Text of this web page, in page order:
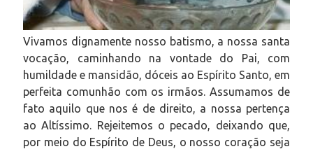
Vivamos dignamente nosso batismo, a nossa santa
vocação, caminhando na vontade do Pai, com
humildade e mansidão, dóceis ao Espírito Santo, em
perfeita comunhão com os irmãos. Assumamos de
fato aquilo que nos é de direito, a nossa pertença
ao Altíssimo. Rejeitemos o pecado, deixando que,
por meio do Espírito de Deus, o nosso coração seja